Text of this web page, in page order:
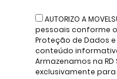
AUTORIZO A
pessoais conforme
Proteção de Dados
conteúdo
Armazenamos na
exclusivamente